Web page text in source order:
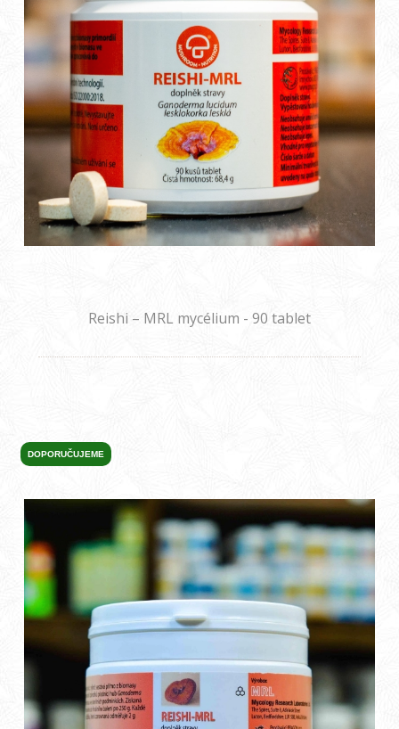
Reishi – MRL mycélium - 90 tablet
DOPORUČUJEME